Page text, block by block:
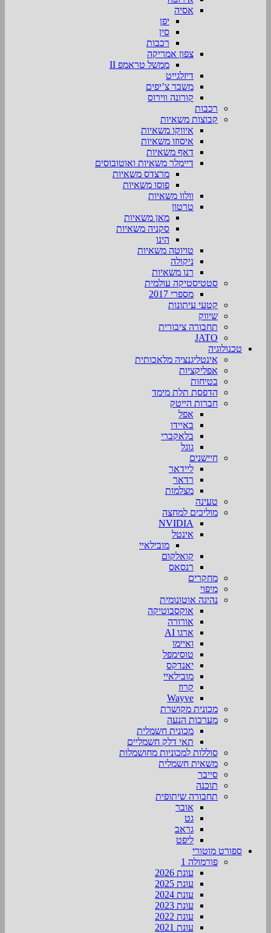
אסיה
יפן
סין
רכבות
צפון אמריקה
ממשל טראמפ II
דיזלגייט
משבר צ’יפים
קורונה ווירוס
רכבות
קבוצות משאיות
איווקו משאיות
איסוזו משאיות
דאף משאיות
דיימלר משאיות ואוטובוסים
מרצדס משאיות
פוסו משאיות
וולוו משאיות
טרטון
מאן משאיות
סקניה משאיות
הינו
טויוטה משאיות
ניקולה
רנו משאיות
סטטיסטיקה עולמית
מספרי 2017
קטעי עיתונות
שיווק
תחבורה ציבורית
JATO
טכנולוגיה
אינטליגנציה מלאכותית
אפליקציות
בטיחות
הדפסת תלת מימד
חברות הייטק
אפל
באיידו
בלאקברי
גוגל
חיישנים
ליידאר
רדאר
מצלמות
טעינה
מוליכים למחצה
NVIDIA
אינטל
מובילאיי
קואלקום
רנסאס
מחקרים
מיפוי
נהיגה אוטונומית
אוקסבוטיקה
אורורה
ארגו AI
ואיימו
טוסימפל
יאנדקס
מובילאיי
קרוז
Wayve
מכונית מקושרת
מערכות הנעה
מכונית חשמלית
תאי דלק חשמליים
סוללות למכוניות מחושמלות
משאית חשמלית
סייבר
תוכנה
תחבורה שיתופית
אובר
גט
גראב
ליפט
ספורט מוטורי
פורמולה 1
עונת 2026
עונת 2025
עונת 2024
עונת 2023
עונת 2022
עונת 2021